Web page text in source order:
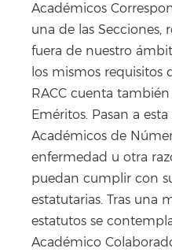
Académicos
una de las Secciones,
fuera de nuestro
los mismos requisitos
RACC cuenta
Eméritos. Pasan a
Académicos de
enfermedad u otra
puedan cumplir con
estatutarias. Tras una
estatutos se
Académico